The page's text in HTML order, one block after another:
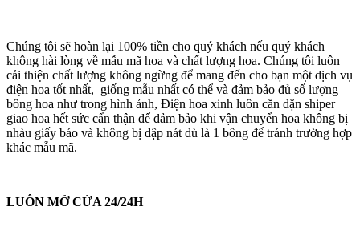
Chúng tôi sẽ hoàn lại 100% tiền cho quý khách nếu quý khách
không hài lòng về mẫu mã hoa và chất lượng hoa. Chúng tôi luôn
cải thiện chất lượng không ngừng để mang đến cho bạn một dịch vụ
điện hoa tốt nhất, giống mẫu nhất có thể và đảm bảo đủ số lượng
bông hoa như trong hình ảnh, Điện hoa xinh luôn căn dặn shiper
giao hoa hết sức cẩn thận để đảm bảo khi vận chuyển hoa không bị
nhàu giấy báo và không bị dập nát dù là 1 bông để tránh trường hợp
khác mẫu mã.
LUÔN MỞ CỬA 24/24H